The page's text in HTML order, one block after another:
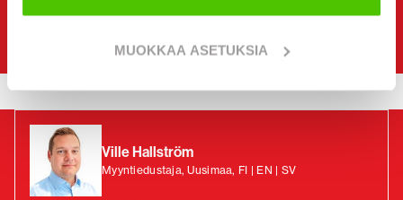
MUOKKAA ASETUKSIA
Ville Hallström
Myyntiedustaja, Uusimaa, FI | EN | SV